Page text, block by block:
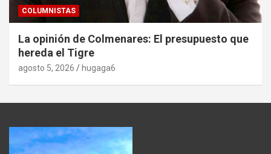
COLUMNISTAS
La opinión de Colmenares: El presupuesto que
hereda el Tigre
agosto 5, 2026 hugaga6